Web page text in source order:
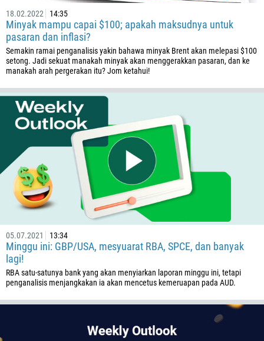
18.02.2022 14:35
Minyak mampu capai $100; apakah maksudnya untuk
pasaran dan inflasi?
Semakin ramai penganalisis yakin bahawa minyak Brent akan melepasi $100
setong. Jadi sekuat manakah minyak akan menggerakkan pasaran, dan ke
manakah arah pergerakan itu? Jom ketahui!
05.07.2021 13:34
Minggu ini: GBP/USA, mesyuarat RBA, SPCE, dan banyak
lagi!
RBA satu-satunya bank yang akan menyiarkan laporan minggu ini, tetapi
penganalisis menjangkakan ia akan mencetus kemeruapan pada AUD.
1242
973
880
1246
375
32
501
229
1441
55
673